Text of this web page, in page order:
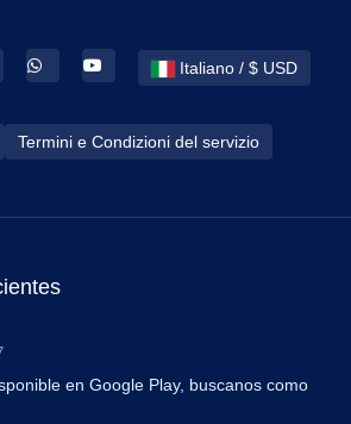
Italiano / $ USD
Termini e Condizioni del servizio
en Google Play, buscanos como